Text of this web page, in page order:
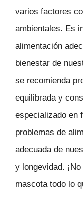
varios factores
ambientales. Es
alimentación
bienestar de
se recomienda
equilibrada y
especializado en
problemas de
adecuada de
y longevidad.
mascota todo lo